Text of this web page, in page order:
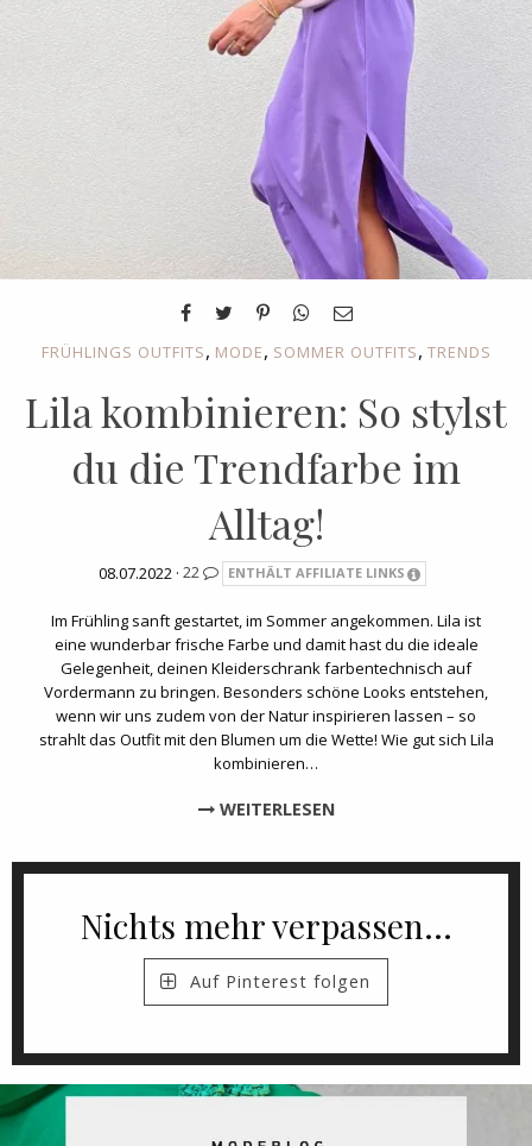
FRÜHLINGS OUTFITS, MODE, SOMMER OUTFITS, TRENDS
Lila kombinieren: So stylst
du die Trendfarbe im
Alltag!
08.07.2022 · 22 ENTHÄLT AFFILIATE LINKS
Im Frühling sanft gestartet, im Sommer angekommen. Lila ist
eine wunderbar frische Farbe und damit hast du die ideale
Gelegenheit, deinen Kleiderschrank farbentechnisch auf
Vordermann zu bringen. Besonders schöne Looks entstehen,
wenn wir uns zudem von der Natur inspirieren lassen – so
strahlt das Outfit mit den Blumen um die Wette! Wie gut sich Lila
kombinieren…
WEITERLESEN
Nichts mehr verpassen...
Auf Pinterest folgen